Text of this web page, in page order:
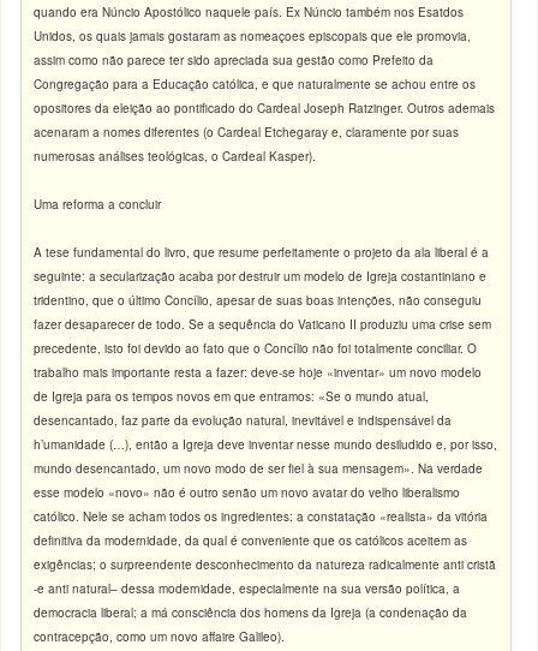
quando era Núncio Apostólico naquele país. Ex Núncio também nos Esatdos
Unidos, os quais jamais gostaram as nomeaçoes episcopais que ele promovia,
assim como não parece ter sido apreciada sua gestão como Prefeito da
Congregação para a Educação católica, e que naturalmente se achou entre os
opositores da eleição ao pontificado do Cardeal Joseph Ratzinger. Outros ademais
acenaram a nomes diferentes (o Cardeal Etchegaray e, claramente por suas
numerosas análises teológicas, o Cardeal Kasper).
Uma reforma a concluir
A tese fundamental do livro, que resume perfeitamente o projeto da ala liberal é a
seguinte: a secularização acaba por destruir um modelo de Igreja costantiniano e
tridentino, que o último Concílio, apesar de suas boas intenções, não conseguiu
fazer desaparecer de todo. Se a sequência do Vaticano II produziu uma crise sem
precedente, isto foi devido ao fato que o Concílio não foi totalmente conciliar. O
trabalho mais importante resta a fazer: deve-se hoje «inventar» um novo modelo
de Igreja para os tempos novos em que entramos: «Se o mundo atual,
desencantado, faz parte da evolução natural, inevitável e indispensável da
h’umanidade (…), então a Igreja deve inventar nesse mundo desiludido e, por isso,
mundo desencantado, um novo modo de ser fiel à sua mensagem». Na verdade
esse modelo «novo» não é outro senão um novo avatar do velho liberalismo
católico. Nele se acham todos os ingredientes: a constatação «realista» da vitória
definitiva da modernidade, da qual é conveniente que os católicos aceitem as
exigências; o surpreendente desconhecimento da natureza radicalmente anti cristã
-e anti natural– dessa modernidade, especialmente na sua versão política, a
democracia liberal; a má consciência dos homens da Igreja (a condenação da
contracepção, como um novo affaire Galileo).